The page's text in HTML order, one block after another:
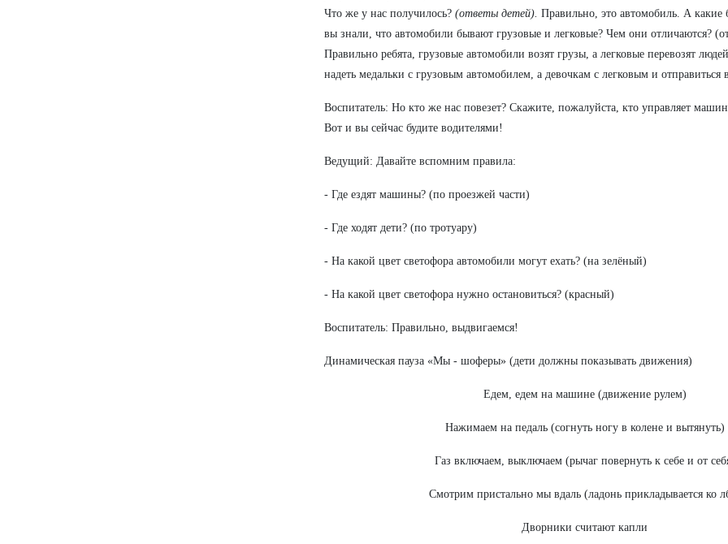
Что же у нас получилось? (ответы детей). Правильно, это автомобиль. А
вы знали, что автомобили бывают грузовые и легковые? Чем они отличаются?
Правильно ребята, грузовые автомобили возят грузы, а легковые перевозят
надеть медальки с грузовым автомобилем, а девочкам с легковым и отправиться
Воспитатель: Но кто же нас повезет? Скажите, пожалуйста, кто управляет
Вот и вы сейчас будите водителями!
Ведущий: Давайте вспомним правила:
- Где ездят машины? (по проезжей части)
- Где ходят дети? (по тротуару)
- На какой цвет светофора автомобили могут ехать? (на зелёный)
- На какой цвет светофора нужно остановиться? (красный)
Воспитатель: Правильно, выдвигаемся!
Динамическая пауза «Мы - шоферы» (дети должны показывать движения)
Едем, едем на машине (движение рулем)
Нажимаем на педаль (согнуть ногу в колене и вытянуть)
Газ включаем, выключаем (рычаг повернуть к себе и от
Смотрим пристально мы вдаль (ладонь прикладывается ко
Дворники считают капли